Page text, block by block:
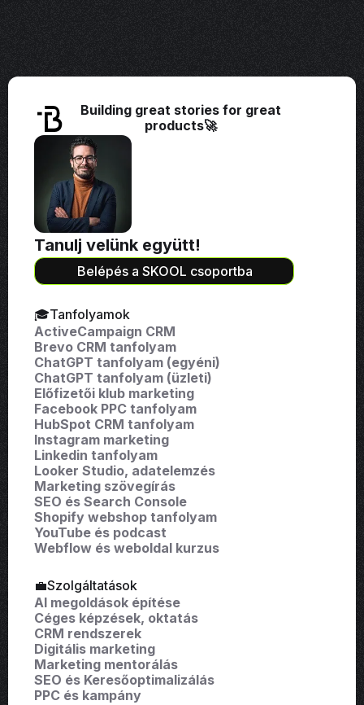
szolgáltatás keretében.
Building great stories for great
products🚀
Tanulj velünk együtt!
Belépés a SKOOL csoportba
🎓Tanfolyamok
ActiveCampaign CRM
Brevo CRM tanfolyam
ChatGPT tanfolyam (egyéni)
ChatGPT tanfolyam (üzleti)
Előfizetői klub marketing
Facebook PPC tanfolyam
HubSpot CRM tanfolyam
Instagram marketing
Linkedin tanfolyam
Looker Studio, adatelemzés
Marketing szövegírás
SEO és Search Console
Shopify webshop tanfolyam
YouTube és podcast
Webflow és weboldal kurzus
💼Szolgáltatások
AI megoldások építése
Céges képzések, oktatás
CRM rendszerek
Digitális marketing
Marketing mentorálás
SEO és Keresőoptimalizálás
PPC és kampány